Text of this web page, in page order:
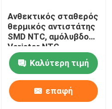
Ανθεκτικός σταθερός
θερμικός αντιστάτης
SMD NTC, αμόλυβδο
Varistor NTC
Καλύτερη τιμή
επαφή